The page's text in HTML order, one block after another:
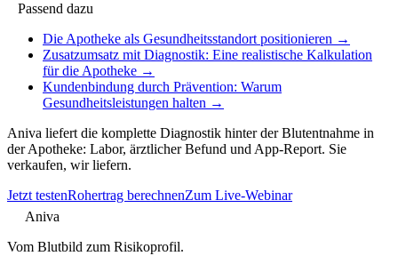
Passend dazu
Die Apotheke als Gesundheitsstandort positionieren →
Zusatzumsatz mit Diagnostik: Eine realistische Kalkulation
für die Apotheke →
Kundenbindung durch Prävention: Warum
Gesundheitsleistungen halten →
Aniva liefert die komplette Diagnostik hinter der Blutentnahme in
der Apotheke: Labor, ärztlicher Befund und App-Report. Sie
verkaufen, wir liefern.
Jetzt testenRohertrag berechnenZum Live-Webinar
Aniva
Vom Blutbild zum Risikoprofil.